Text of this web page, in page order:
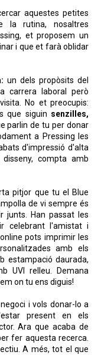
aquestes petites
la rutina, nosaltres
et proposem un
i que et farà oblidar
un dels propòsits del
carrera laboral però
No et preocupis:
que siguin senzilles,
parlin de tu per donar
a Pressing les
d'impressió d'alta
compta amb
pitjor que tu el Blue
de vi sempre és
junts. Han passat les
celebrant l'amistat i
pots imprimir les
amb els
estampació daurada,
UVI relleu. Demana
on tu ens diguis!
i vols donar-lo a
present en els
Ara que acaba de
fer aquesta recerca.
A més, tot el que